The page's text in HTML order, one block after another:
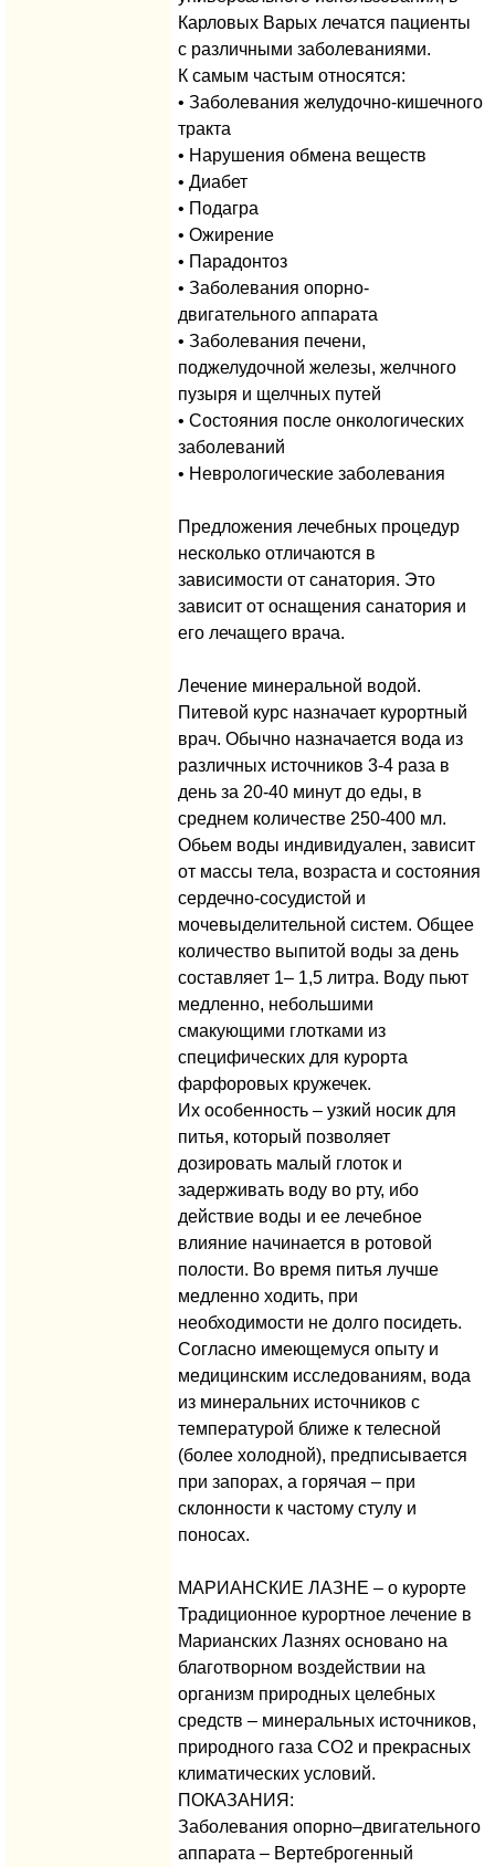
Карловых Варых лечатся пациенты
с различными заболеваниями.
К самым частым относятся:
• Заболевания желудочно-кишечного
тракта
• Нарушения обмена веществ
• Диабет
• Подагра
• Ожирение
• Парадонтоз
• Заболевания опорно-
двигательного аппарата
• Заболевания печени,
поджелудочной железы, желчного
пузыря и щелчных путей
• Состояния после онкологических
заболеваний
• Неврологические заболевания
Предложения лечебных процедур
несколько отличаются в
зависимости от санатория. Это
зависит от оснащения санатория и
его лечащего врача.
Лечение минеральной водой.
Питевой курс назначает курортный
врач. Обычно назначается вода из
различных источников 3-4 раза в
день за 20-40 минут до еды, в
среднем количестве 250-400 мл.
Обьем воды индивидуален, зависит
от массы тела, возраста и состояния
сердечно-сосудистой и
мочевыделительной систем. Общее
количество выпитой воды за день
составляет 1– 1,5 литра. Воду пьют
медленно, небольшими
смакующими глотками из
специфических для курорта
фарфоровых кружечек.
Их особенность – узкий носик для
питья, который позволяет
дозировать малый глоток и
задерживать воду во рту, ибо
действие воды и ее лечебное
влияние начинается в ротовой
полости. Во время питья лучше
медленно ходить, при
необходимости не долго посидеть.
Согласно имеющемуся опыту и
медицинским исследованиям, вода
из минеральних источников с
температурой ближе к телесной
(более холодной), предписывается
при запорах, а горячая – при
склонности к частому стулу и
поносах.
МАРИАНСКИЕ ЛАЗНЕ – о курорте
Традиционное курортное лечение в
Марианских Лазнях основано на
благотворном воздействии на
организм природных целебных
средств – минеральных источников,
природного газа CO2 и прекрасных
климатических условий.
ПОКАЗАНИЯ:
Заболевания опорно–двигательного
аппарата – Вертеброгенный